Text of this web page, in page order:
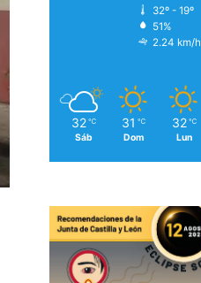
32º - 19º
51%
2.24 km/h
32 ℃
Sáb
31 ℃
Dom
32 ℃
Lun